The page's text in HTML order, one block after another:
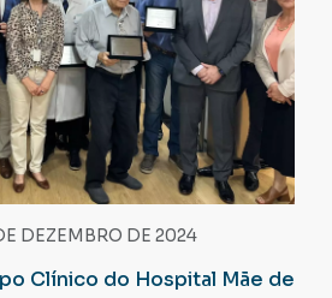
DEZEMBRO DE 2024
Clínico do Hospital Mãe de